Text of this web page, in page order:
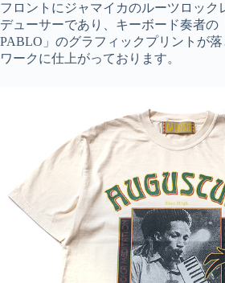
フロントにジャマイカのルーツロック
デューサーであり、キーボード奏者の
PABLO」のグラフィックプリントが
ワークに仕上がっております。